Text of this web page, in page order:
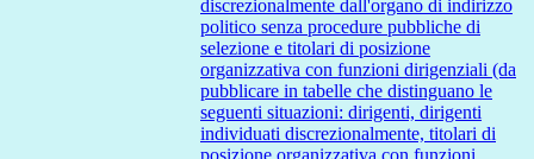
discrezionalmente dall'organo di indirizzo
politico senza procedure pubbliche di
selezione e titolari di posizione
organizzativa con funzioni dirigenziali (da
pubblicare in tabelle che distinguano le
seguenti situazioni: dirigenti, dirigenti
individuati discrezionalmente, titolari di